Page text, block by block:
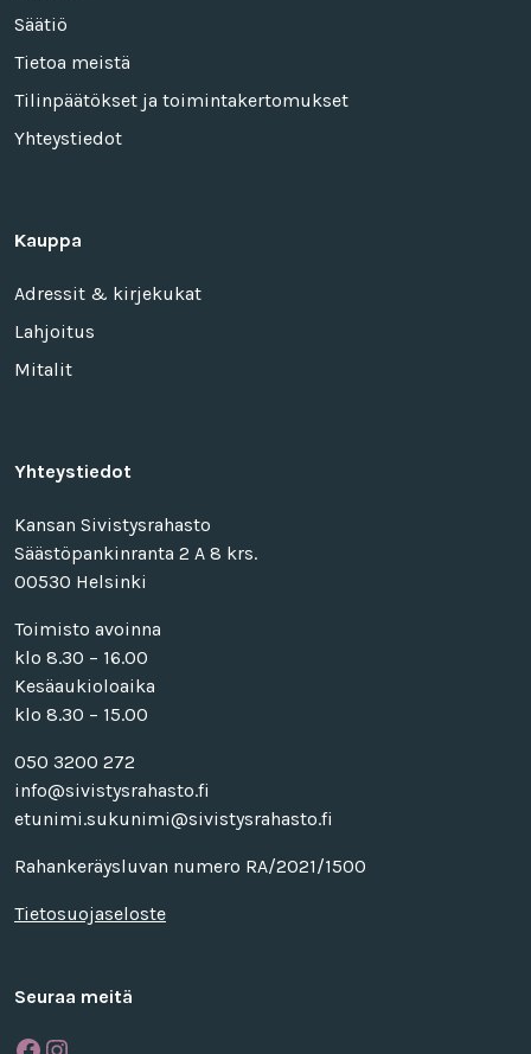
Säätiö
Tietoa meistä
Tilinpäätökset ja toimintakertomukset
Yhteystiedot
Kauppa
Adressit & kirjekukat
Lahjoitus
Mitalit
Yhteystiedot
Kansan Sivistysrahasto
Säästöpankinranta 2 A 8 krs.
00530 Helsinki
Toimisto avoinna
klo 8.30 – 16.00
Kesäaukioloaika
klo 8.30 – 15.00
050 3200 272
info@sivistysrahasto.fi
etunimi.sukunimi@sivistysrahasto.fi
Rahankeräysluvan numero RA/2021/1500
Tietosuojaseloste
Seuraa meitä